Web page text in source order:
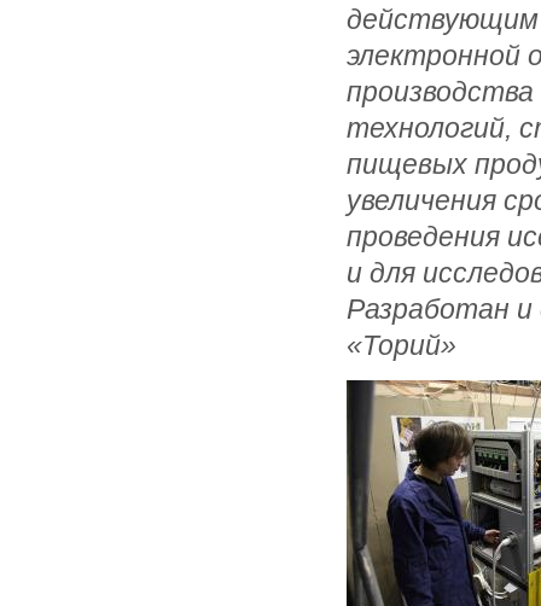
действующим
электронной
технологий,
пищевых
увеличения
проведения
и для
Разработан
«Торий»